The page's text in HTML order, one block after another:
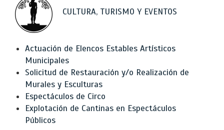
CULTURA, TURISMO Y EVENTOS
Actuación de Elencos Estables Artísticos
Municipales
Solicitud de Restauración y/o Realización de
Murales y Esculturas
Espectáculos de Circo
Explotación de Cantinas en Espectáculos
Públicos